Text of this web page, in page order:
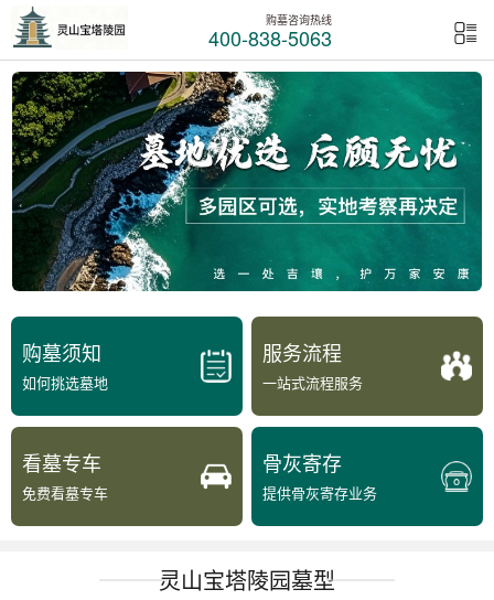
购墓咨询热线
400-838-5063
购墓须知
如何挑选墓地
服务流程
一站式流程服务
看墓专车
免费看墓专车
骨灰寄存
提供骨灰寄存业务
灵山宝塔陵园墓型